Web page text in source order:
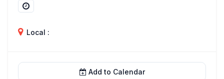
Local :
Add to Calendar